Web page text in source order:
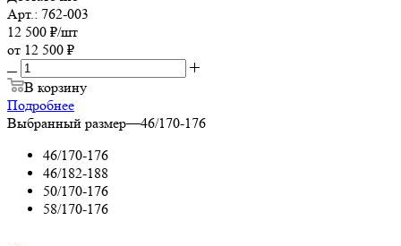
Арт.: 762-003
12 500 ₽/шт
от 12 500 ₽
В корзину
Подробнее
Выбранный размер—46/170-176
46/170-176
46/182-188
50/170-176
58/170-176